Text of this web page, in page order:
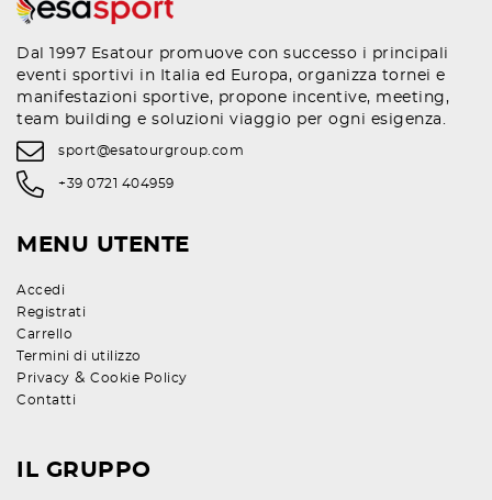
Dal 1997 Esatour promuove con successo i principali
eventi sportivi in Italia ed Europa, organizza tornei e
manifestazioni sportive, propone incentive, meeting,
team building e soluzioni viaggio per ogni esigenza.
sport@esatourgroup.com
+39 0721 404959
MENU UTENTE
Accedi
Registrati
Carrello
Termini di utilizzo
Privacy & Cookie Policy
Contatti
IL GRUPPO